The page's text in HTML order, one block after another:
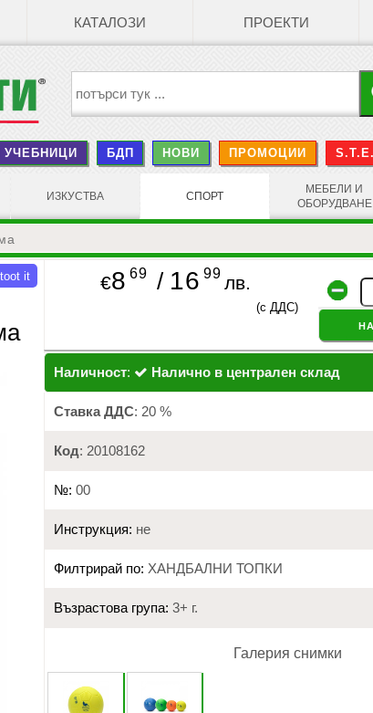
КАТАЛОЗИ ПРОЕКТИ
УЧЕБНИЦИ БДП НОВИ ПРОМОЦИИ
ИЗКУСТВА СПОРТ
МЕБЕЛИ И
ОБОРУДВАНЕ
€8 69 / 16 99 лв.
(с ДДС)
Наличност: Налично в централен склад
Ставка ДДС: 20 %
Код: 20108162
№: 00
Инструкция: не
Филтрирай по: ХАНДБАЛНИ ТОПКИ
Възрастова група: 3+ г.
Галерия снимки